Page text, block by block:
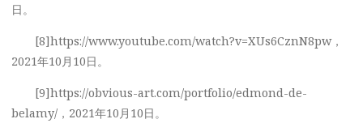
日。
[8]https://www.youtube.com/watch?v=XUs6CznN8pw，
2021年10月10日。
[9]https://obvious-art.com/portfolio/edmond-de-
belamy/，2021年10月10日。